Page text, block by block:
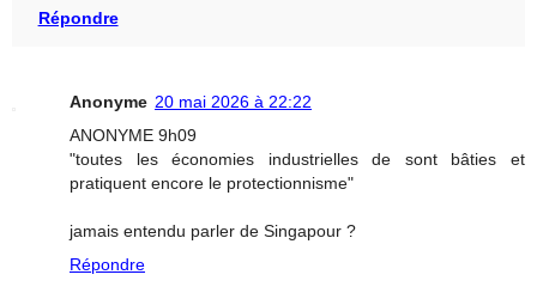
Répondre
Anonyme 20 mai 2026 à 22:22
ANONYME 9h09
"toutes les économies industrielles de sont bâties et
pratiquent encore le protectionnisme"
jamais entendu parler de Singapour ?
Répondre